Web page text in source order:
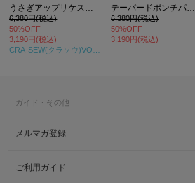
うさぎアップリケストレッチテーパードパンツ
6,380円(税込)
50%OFF
3,190円(税込)
テーパードポンチパンツ
6,380円(税込)
50%OFF
3,190円(税込)
ガイド・その他
メルマガ登録
ご利用ガイド